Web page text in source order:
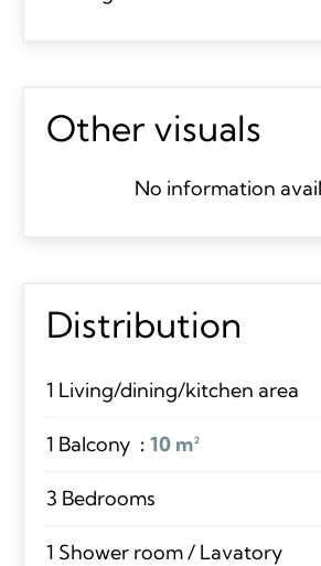
Other visuals
No information
Distribution
1 Living/dining/kitchen area
1 Balcony 10 m²
3 Bedrooms
1 Shower room / Lavatory